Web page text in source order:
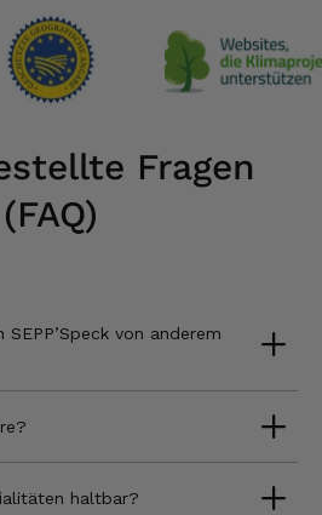
Fragen
(FAQ)
von anderem
haltbar?